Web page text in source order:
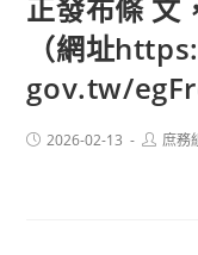
正發布條 文
（網址
gov.tw/
Post2026-02-13
Post庶務